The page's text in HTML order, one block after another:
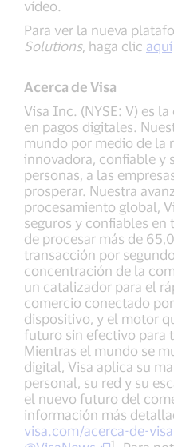
vídeo.
Para ver la nueva
Solutions, haga clic aquí
Acerca de Visa
Visa Inc. (NYSE: V) es
en pagos digitales.
mundo por medio de la
innovadora, confiable y
personas, a las
prosperar. Nuestra
procesamiento global,
seguros y confiables en
de procesar más de
transacción por
concentración de la
un catalizador para el
comercio conectado
dispositivo, y el motor
futuro sin efectivo para
Mientras el mundo se
digital, Visa aplica su
personal, su red y su
el nuevo futuro del
información más
visa.com/acerca-de-visa
1